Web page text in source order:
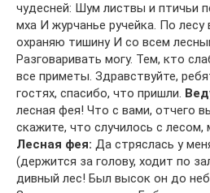
чудесней: Шум листвы и птичьи
мха И журчанье ручейка. По лесу
охраняю тишину И со всем
Разговаривать могу. Тем, кто
все приметы. Здравствуйте,
гостях, спасибо, что пришли.
лесная фея! Что с вами, отчего
скажите, что случилось с лесом,
Лесная фея: Да стряслась у
(держится за голову, ходит по
дивный лес! Был высок он до